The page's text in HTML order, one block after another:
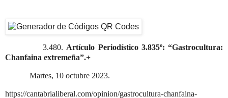
3.480. Artículo Periodístico 3.835º: “Gastrocultura:
Chanfaina extremeña”.+
Martes, 10 octubre 2023.
https://cantabrialiberal.com/opinion/gastrocultura-chanfaina-